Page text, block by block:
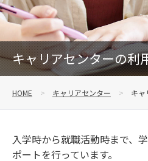
キャリアセンターの利
HOME キャリアセンター キャ
入学時から就職活動時まで、
ポートを行っています。